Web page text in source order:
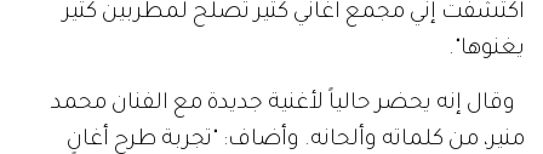
اكتشفت إني مجمع أغاني كتير تصلح لمطربين كتير
يغنوها".
وقال إنه يحضر حالياً لأغنية جديدة مع الفنان محمد
منير، من كلماته وألحانه. وأضاف: "تجربة طرح أغانٍ